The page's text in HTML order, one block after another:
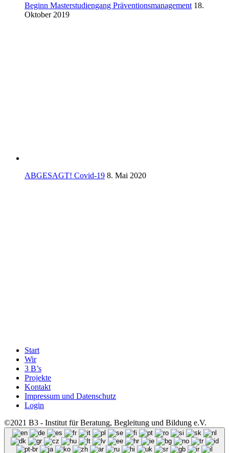
Beginn Masterstudiengang Präventionsmanagement 18.
Oktober 2019
ABGESAGT! Covid-19 8. Mai 2020
Start
Wir
3 B’s
Projekte
Kontakt
Impressum und Datenschutz
Login
©2021 B3 - Institut für Beratung, Begleitung und Bildung e.V.